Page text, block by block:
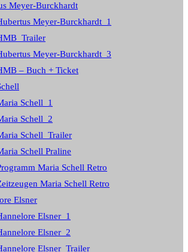
Meyer-Burckhardt
Meyer-Burckhardt_1
Meyer-Burckhardt_3
– Buch + Ticket
Schell_1
Schell_2
Schell_Trailer
Schell Praline
Maria Schell Retro
Maria Schell Retro
Elsner
Elsner_1
Elsner_2
Elsner_Trailer